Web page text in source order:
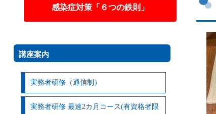
感染症対策「６つの鉄則」
講座案内
実務者研修（通信制）
実務者研修 最速2カ月コース(有資格者限